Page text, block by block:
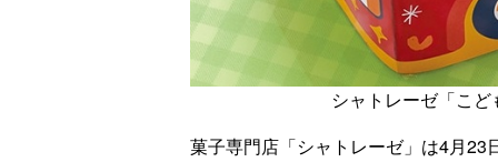
シャトレーゼ「こ
菓子専門店「シャトレーゼ」は4月23